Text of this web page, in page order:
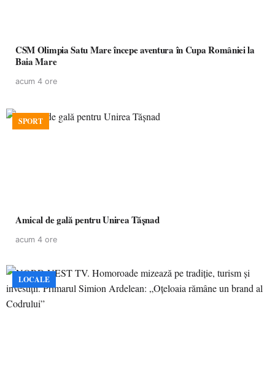
CSM Olimpia Satu Mare începe aventura în Cupa României la
Baia Mare
acum 4 ore
SPORT
Amical de gală pentru Unirea Tășnad
acum 4 ore
LOCALE